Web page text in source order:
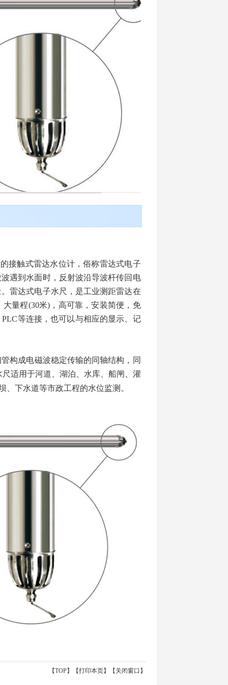
接触式雷达水位计，俗称雷达式电子
遇到水面时，反射波沿导波杆传回电
。雷达式电子水尺，是工业测距雷达在
大量程(30米) ，高可靠，安装简便，免
等连接，也可以与相应的显示、记
构成电磁波稳定传输的同轴结构，同
适用于河道、湖泊、水库、船闸、灌
、下水道等市政工程的水位监测。
【TOP】【打印本页】【 关闭窗口 】